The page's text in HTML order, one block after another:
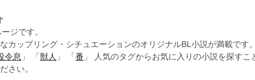
ジです。
カップリング・シチュエーションのオリジナルBL小説が満載です。
令息 」 「 獣人 」 「 番 」 人気のタグからお気に入りの小説を探すこ
さい。